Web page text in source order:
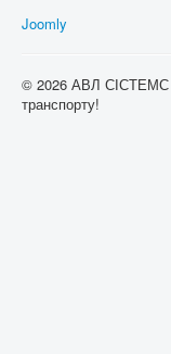
Joomly
© 2026 АВЛ СІСТЕМС –
транспорту!